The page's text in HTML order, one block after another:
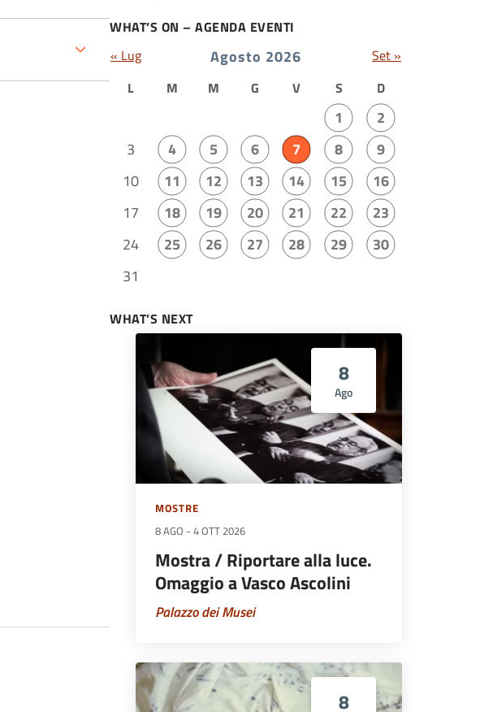
WHAT’S ON – AGENDA EVENTI
Agosto 2026
L M M G V S D
1
2
3
4 5 6 7 8
9
10
11 12 13 14 15
16
17
18 19 20 21 22
23
24
25 26 27 28 29
30
31
« Lug Set »
WHAT’S NEXT
8
Ago
MOSTRE
8 AGO - 4 OTT 2026
Mostra / Riportare alla luce.
Omaggio a Vasco Ascolini
Palazzo dei Musei
8